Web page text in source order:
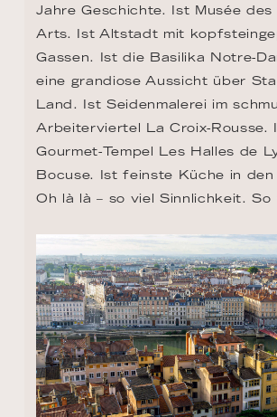
Jahre Geschichte. Ist Musée des
Arts. Ist Altstadt mit
Gassen. Ist die Basilika Notre-
eine grandiose Aussicht über
Land. Ist Seidenmalerei im
Arbeiterviertel La Croix-Rousse.
Gourmet-Tempel Les Halles de
Bocuse. Ist feinste Küche in den
Oh là là – so viel Sinnlichkeit. So